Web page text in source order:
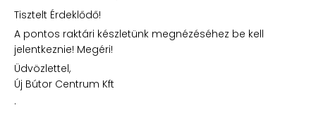
Tisztelt Érdeklődő!
A pontos raktári készletünk megnézéséhez be kell
jelentkeznie! Megéri!
Üdvözlettel,
Új Bútor Centrum Kft
.